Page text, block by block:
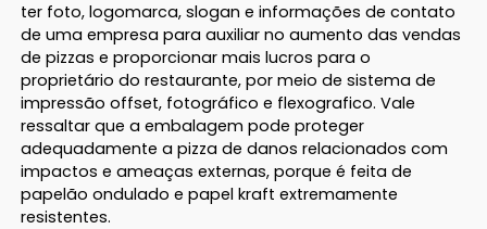
ter foto, logomarca, slogan e informações de contato
de uma empresa para auxiliar no aumento das vendas
de pizzas e proporcionar mais lucros para o
proprietário do restaurante, por meio de sistema de
impressão offset, fotográfico e flexografico. Vale
ressaltar que a embalagem pode proteger
adequadamente a pizza de danos relacionados com
impactos e ameaças externas, porque é feita de
papelão ondulado e papel kraft extremamente
resistentes.